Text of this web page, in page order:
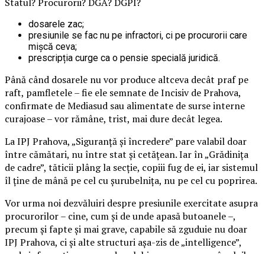
dosarele zac;
presiunile se fac nu pe infractori, ci pe procurorii care
mișcă ceva;
prescripția curge ca o pensie specială juridică.
Până când dosarele nu vor produce altceva decât praf pe
raft, pamfletele – fie ele semnate de Incisiv de Prahova,
confirmate de Mediasud sau alimentate de surse interne
curajoase – vor rămâne, trist, mai dure decât legea.
La IPJ Prahova, „Siguranță și încredere” pare valabil doar
între cămătari, nu între stat și cetățean. Iar în „Grădinița
de cadre”, tăticii plâng la secție, copiii fug de ei, iar sistemul
îl ține de mână pe cel cu șurubelnița, nu pe cel cu poprirea.
Vor urma noi dezvăluiri despre presiunile exercitate asupra
procurorilor – cine, cum și de unde apasă butoanele –,
precum și fapte și mai grave, capabile să zguduie nu doar
IPJ Prahova, ci și alte structuri așa-zis de „intelligence”,